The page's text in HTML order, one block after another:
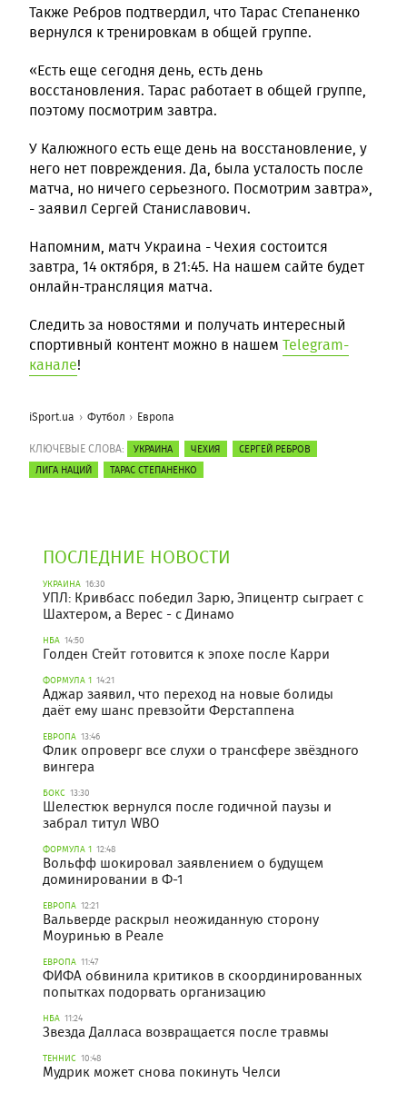
Также Ребров подтвердил, что Тарас Степаненко
вернулся к тренировкам в общей группе.
«Есть еще сегодня день, есть день
восстановления. Тарас работает в общей группе,
поэтому посмотрим завтра.
У Калюжного есть еще день на восстановление, у
него нет повреждения. Да, была усталость после
матча, но ничего серьезного. Посмотрим завтра»,
- заявил Сергей Станиславович.
Напомним, матч Украина - Чехия состоится
завтра, 14 октября, в 21:45. На нашем сайте будет
онлайн-трансляция матча.
Следить за новостями и получать интересный
спортивный контент можно в нашем Telegram-
канале!
iSport.ua Футбол Европа
КЛЮЧЕВЫЕ СЛОВА: УКРАИНА ЧЕХИЯ
СЕРГЕЙ РЕБРОВ
ЛИГА НАЦИЙ
ТАРАС СТЕПАНЕНКО
ПОСЛЕДНИЕ НОВОСТИ
УКРАИНА 16:30
УПЛ: Кривбасс победил Зарю, Эпицентр сыграет с
Шахтером, а Верес - с Динамо
НБА 14:50
Голден Стейт готовится к эпохе после Карри
ФОРМУЛА 1 14:21
Аджар заявил, что переход на новые болиды
даёт ему шанс превзойти Ферстаппена
ЕВРОПА 13:46
Флик опроверг все слухи о трансфере звёздного
вингера
БОКС 13:30
Шелестюк вернулся после годичной паузы и
забрал титул WBO
ФОРМУЛА 1 12:48
Вольфф шокировал заявлением о будущем
доминировании в Ф-1
ЕВРОПА 12:21
Вальверде раскрыл неожиданную сторону
Моуринью в Реале
ЕВРОПА 11:47
ФИФА обвинила критиков в скоординированных
попытках подорвать организацию
НБА 11:24
Звезда Далласа возвращается после травмы
ТЕННИС 10:48
Мудрик может снова покинуть Челси